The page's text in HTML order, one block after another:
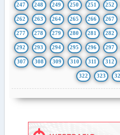
247 248 249 250 251 252
262 263 264 265 266 267
277 278 279 280 281 282
292 293 294 295 296 297
307 308 309 310 311 312
322 323